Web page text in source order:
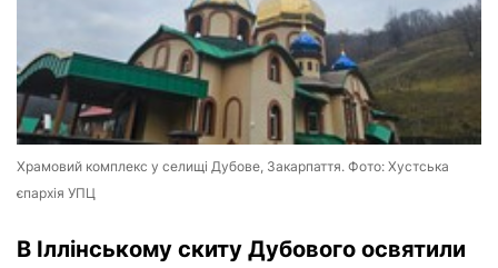
Храмовий комплекс у селищі Дубове, Закарпаття. Фото: Хустська
єпархія УПЦ
В Іллінському скиту Дубового освятили